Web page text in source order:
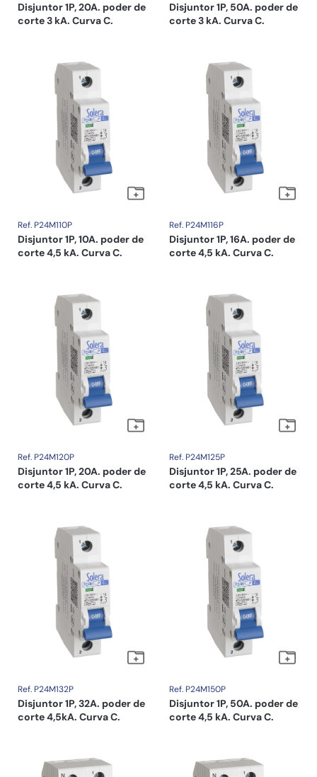
Disjuntor 1P, 20A. poder de
corte 3 kA. Curva C.
Disjuntor 1P, 50A. poder de
corte 3 kA. Curva C.
Ref. P24M110P
Disjuntor 1P, 10A. poder de
corte 4,5 kA. Curva C.
Ref. P24M116P
Disjuntor 1P, 16A. poder de
corte 4,5 kA. Curva C.
Ref. P24M120P
Disjuntor 1P, 20A. poder de
corte 4,5 kA. Curva C.
Ref. P24M125P
Disjuntor 1P, 25A. poder de
corte 4,5 kA. Curva C.
Ref. P24M132P
Disjuntor 1P, 32A. poder de
corte 4,5kA. Curva C.
Ref. P24M150P
Disjuntor 1P, 50A. poder de
corte 4,5 kA. Curva C.